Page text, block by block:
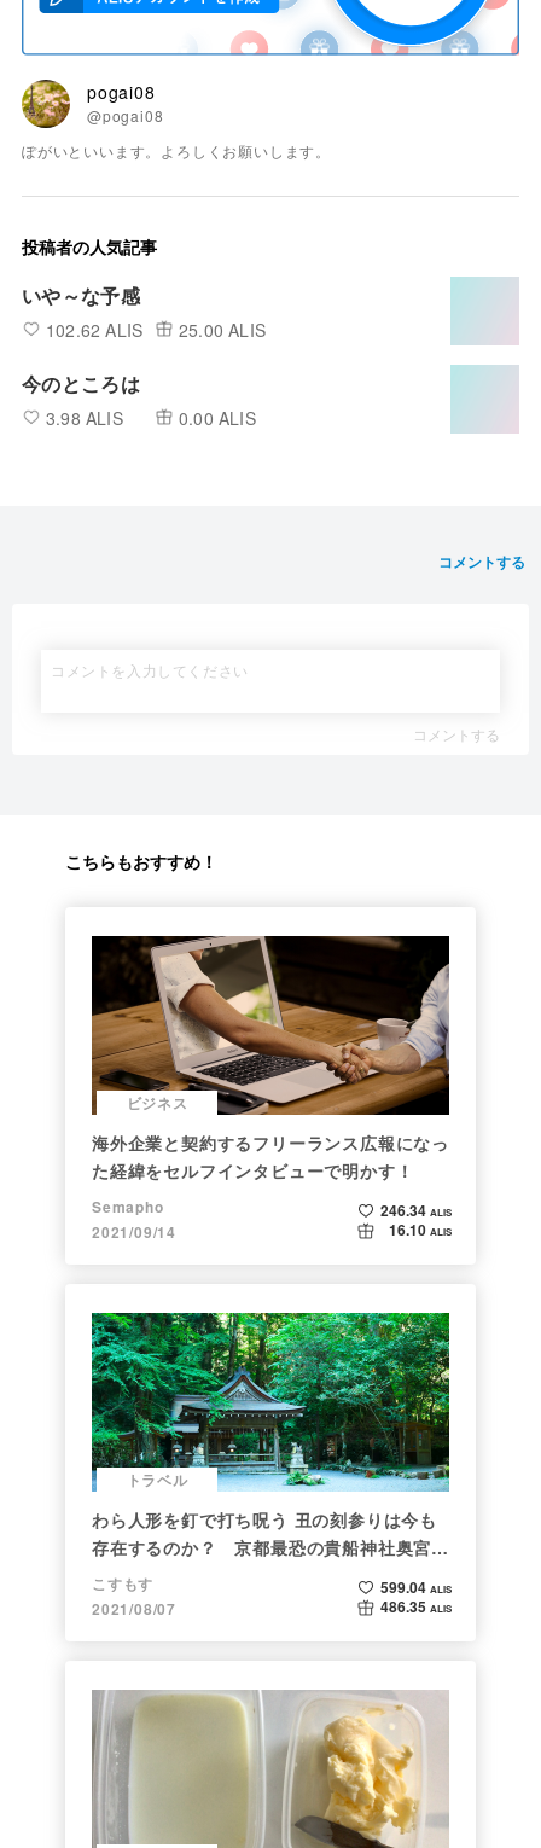
pogai08
@pogai08
ぽがいといいます。よろしくお願いします。
投稿者の人気記事
いや～な予感
102.62 ALIS 25.00 ALIS
今のところは
3.98 ALIS 0.00 ALIS
コメントする
コメントする
こちらもおすすめ！
ビジネス
海外企業と契約するフリーランス広報になっ
た経緯をセルフインタビューで明かす！
Semapho
2021/09/14
246.34 ALIS
16.10 ALIS
トラベル
わら人形を釘で打ち呪う 丑の刻参りは今も
存在するのか？ 京都最恐の貴船神社奥宮を
調べた
こすもす
2021/08/07
599.04 ALIS
486.35 ALIS